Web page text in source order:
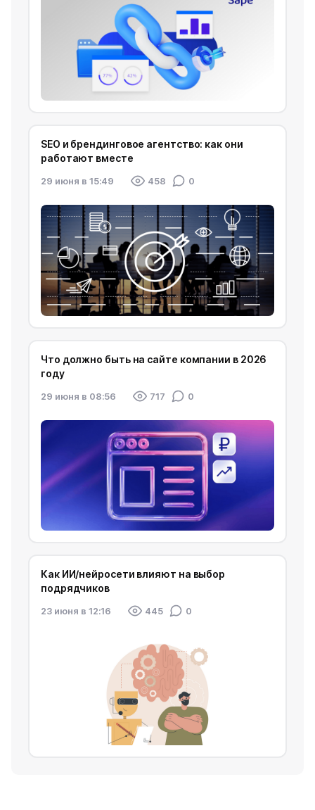
SEO и брендинговое агентство: как они
работают вместе
29 июня в 15:49 458 0
Что должно быть на сайте компании в 2026
году
29 июня в 08:56 717 0
Как ИИ/нейросети влияют на выбор
подрядчиков
23 июня в 12:16 445 0